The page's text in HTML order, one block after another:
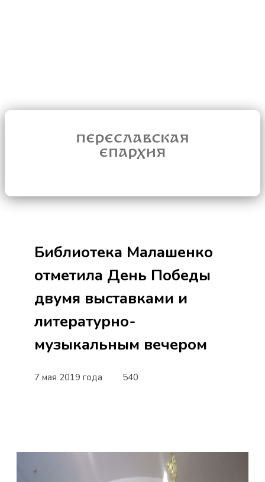
Библиотека Малашенко
отметила День Победы
двумя выставками и
литературно-
музыкальным вечером
7 мая 2019 года 540